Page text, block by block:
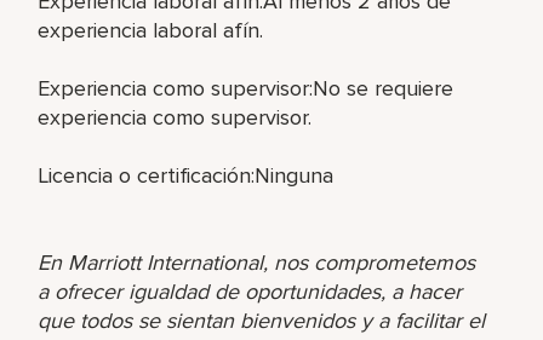
experiencia laboral afín.
Experiencia como supervisor:No se requiere
experiencia como supervisor.
Licencia o certificación:Ninguna
En Marriott International, nos comprometemos
a ofrecer igualdad de oportunidades, a hacer
que todos se sientan bienvenidos y a facilitar el